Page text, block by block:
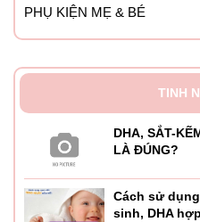
PHỤ KIỆN MẸ & BÉ
TINH
DHA, SẮT-
LÀ ĐÚNG?
Cách sử
sinh, DHA